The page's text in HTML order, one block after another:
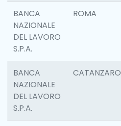
BANCA
NAZIONALE
DEL LAVORO
S.P.A.
ROMA
BANCA
NAZIONALE
DEL LAVORO
S.P.A.
CATANZARO